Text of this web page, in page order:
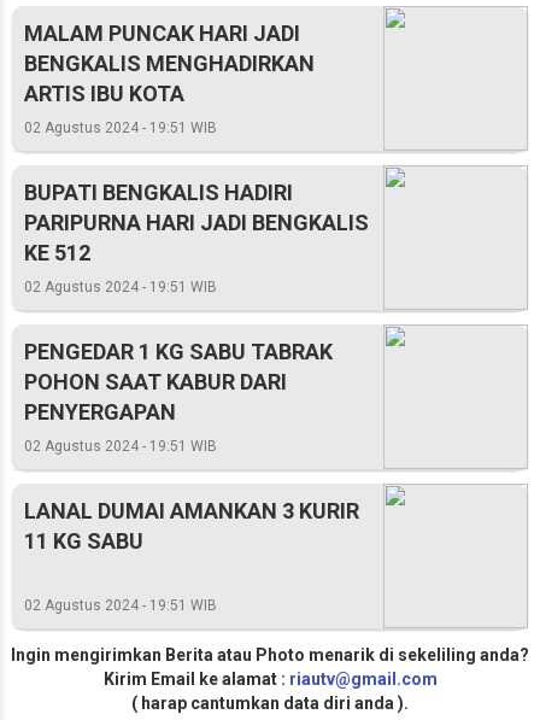
MALAM PUNCAK HARI JADI
BENGKALIS MENGHADIRKAN
ARTIS IBU KOTA
02 Agustus 2024 - 19:51 WIB
BUPATI BENGKALIS HADIRI
PARIPURNA HARI JADI BENGKALIS
KE 512
02 Agustus 2024 - 19:51 WIB
PENGEDAR 1 KG SABU TABRAK
POHON SAAT KABUR DARI
PENYERGAPAN
02 Agustus 2024 - 19:51 WIB
LANAL DUMAI AMANKAN 3 KURIR
11 KG SABU
02 Agustus 2024 - 19:51 WIB
Ingin mengirimkan Berita atau Photo menarik di sekeliling anda?
Kirim Email ke alamat : riautv@gmail.com
( harap cantumkan data diri anda ).